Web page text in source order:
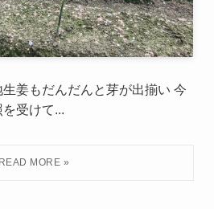
姜もだんだんと芽が出揃い 今
受けて...